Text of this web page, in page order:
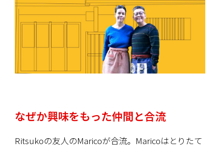
なぜか興味をもった仲間と合流
Ritsukoの友人のMaricoが合流。Maricoはとりたて